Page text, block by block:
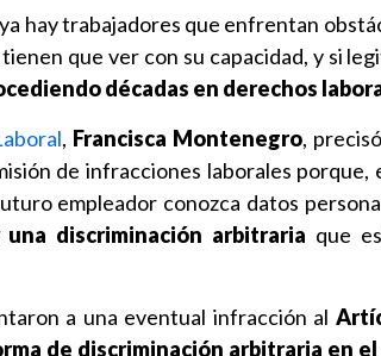
hay trabajadores que enfrentan
que ver con su capacidad, y si
décadas en derechos
, Francisca Montenegro,
de infracciones laborales porque,
empleador conozca datos
discriminación arbitraria que
a una eventual infracción al
de discriminación arbitraria en el